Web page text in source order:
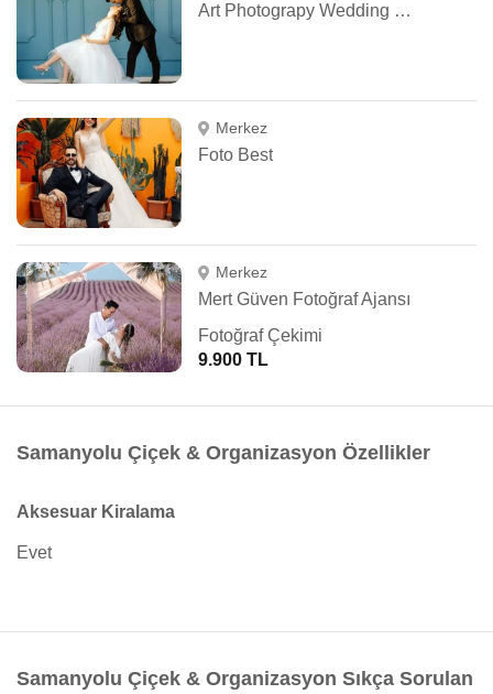
Art Photograpy Wedding Photo
Merkez
Foto Best
Merkez
Mert Güven Fotoğraf Ajansı
Fotoğraf Çekimi
9.900 TL
Samanyolu Çiçek & Organizasyon Özellikler
Aksesuar Kiralama
Evet
Samanyolu Çiçek & Organizasyon Sıkça Sorulan